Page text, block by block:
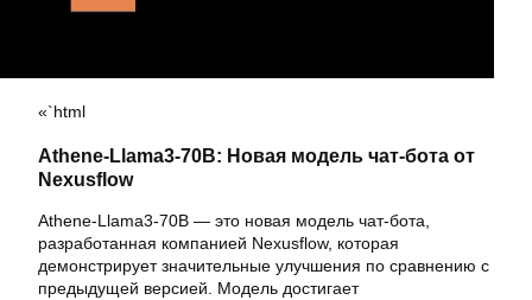
«`html
Athene-Llama3-70B: Новая модель чат-бота от
Nexusflow
Athene-Llama3-70B — это новая модель чат-бота,
разработанная компанией Nexusflow, которая
демонстрирует значительные улучшения по сравнению с
предыдущей версией. Модель достигает